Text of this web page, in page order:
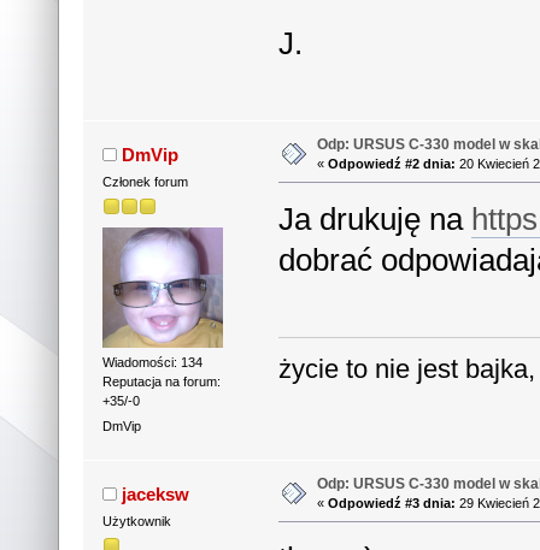
J.
DmVip
Członek forum
Wiadomości: 134
Reputacja na forum:
+35/-0
DmVip
Odp: URSUS C-330 model w
«Odpowiedź #2 dnia: 20 Kwiecień
Ja drukuję na
dobrać
życie to nie jest
jaceksw
Użytkownik
Odp: URSUS C-330 model w
«Odpowiedź #3 dnia: 29 Kwiecień